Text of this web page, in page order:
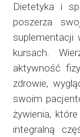
Dietetyka i
poszerza
suplementacji
kursach.
aktywność
zdrowie,
swoim
żywienia,
integralną